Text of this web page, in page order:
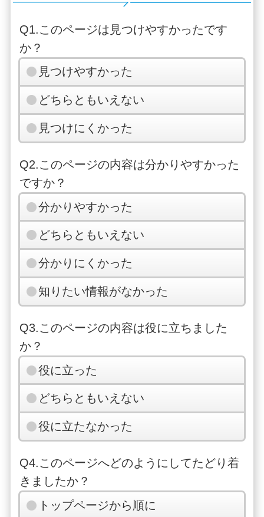
Q1.このページは見つけやすかったです
か？
見つけやすかった
どちらともいえない
見つけにくかった
Q2.このページの内容は分かりやすかった
ですか？
分かりやすかった
どちらともいえない
分かりにくかった
知りたい情報がなかった
Q3.このページの内容は役に立ちました
か？
役に立った
どちらともいえない
役に立たなかった
Q4.このページへどのようにしてたどり着
きましたか？
トップページから順に